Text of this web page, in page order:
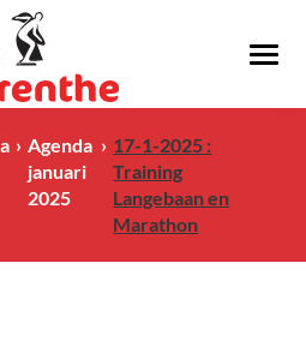
Agenda
januari
2025
17-1-2025 :
Training
Langebaan en
Marathon